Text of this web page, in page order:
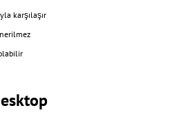
karşılaşır